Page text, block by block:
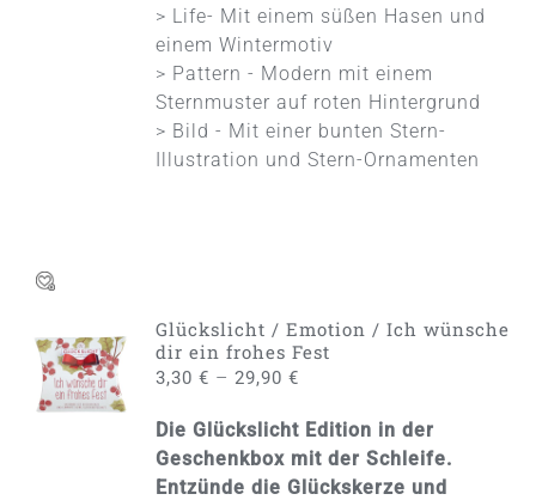
> Life- Mit einem süßen Hasen und
einem Wintermotiv
> Pattern - Modern mit einem
Sternmuster auf roten Hintergrund
> Bild - Mit einer bunten Stern-
Illustration und Stern-Ornamenten
AUSFÜHRUNG
WÄHLEN
DIESES
PRODUKT
MEHRERE
VARIANTEN
/
DETAILS
Glückslicht / Emotion / Ich wünsche
dir ein frohes Fest
3,30€ –29,90€
Die Glückslicht Edition in der
Geschenkbox mit der Schleife.
Entzünde die Glückskerze und